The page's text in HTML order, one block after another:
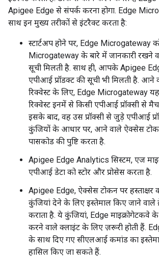
Apigee Edge से संपर्क करना होगा. Edge
साथ इन मुख्य तरीकों से इंटरैक्ट करता है:
स्टार्टअप होने पर, Edge Microgateway
Microgateway के बारे में जानकारी रखने
सूची मिलती है. साथ ही, आपके Apigee
एपीआई प्रॉडक्ट की सूची भी मिलती है. आने
रिक्वेस्ट के लिए, Edge Microgateway
रिक्वेस्ट इनमें से किसी एपीआई प्रॉक्सी से
इसके बाद, वह उस प्रॉक्सी से जुड़े एपीआई
कुंजियों के आधार पर, आने वाले ऐक्सेस
पासकोड की पुष्टि करता है.
Apigee Edge Analytics सिस्टम, एज
एपीआई डेटा को स्टोर और प्रोसेस करता है.
Apigee Edge, ऐक्सेस टोकन पर हस्ताक्षर
कुंजियां देने के लिए इस्तेमाल किए जाने वाले
कराता है. ये कुंजियां, Edge माइक्रोगेटकवे
करने वाले क्लाइंट के लिए ज़रूरी होती हैं.
के साथ दिए गए सीएलआई कमांड का
हासिल किए जा सकते हैं.